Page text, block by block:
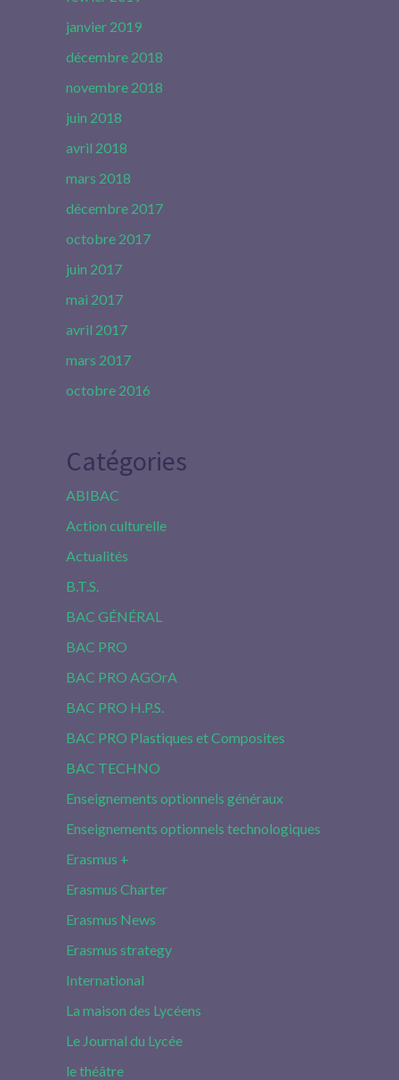
janvier 2019
décembre 2018
novembre 2018
juin 2018
avril 2018
mars 2018
décembre 2017
octobre 2017
juin 2017
mai 2017
avril 2017
mars 2017
octobre 2016
Catégories
ABIBAC
Action culturelle
Actualités
B.T.S.
BAC GÉNÉRAL
BAC PRO
BAC PRO AGOrA
BAC PRO H.P.S.
BAC PRO Plastiques et Composites
BAC TECHNO
Enseignements optionnels généraux
Enseignements optionnels technologiques
Erasmus +
Erasmus Charter
Erasmus News
Erasmus strategy
International
La maison des Lycéens
Le Journal du Lycée
le théâtre